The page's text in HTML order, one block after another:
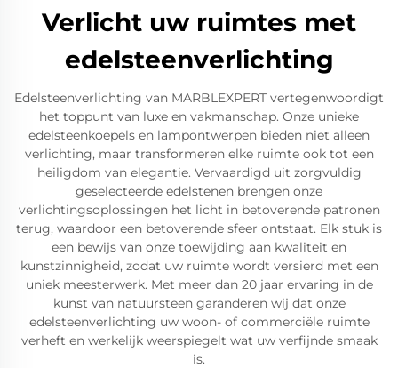
Verlicht uw ruimtes met
edelsteenverlichting
Edelsteenverlichting van MARBLEXPERT vertegenwoordigt
het toppunt van luxe en vakmanschap. Onze unieke
edelsteenkoepels en lampontwerpen bieden niet alleen
verlichting, maar transformeren elke ruimte ook tot een
heiligdom van elegantie. Vervaardigd uit zorgvuldig
geselecteerde edelstenen brengen onze
verlichtingsoplossingen het licht in betoverende patronen
terug, waardoor een betoverende sfeer ontstaat. Elk stuk is
een bewijs van onze toewijding aan kwaliteit en
kunstzinnigheid, zodat uw ruimte wordt versierd met een
uniek meesterwerk. Met meer dan 20 jaar ervaring in de
kunst van natuursteen garanderen wij dat onze
edelsteenverlichting uw woon- of commerciële ruimte
verheft en werkelijk weerspiegelt wat uw verfijnde smaak
is.